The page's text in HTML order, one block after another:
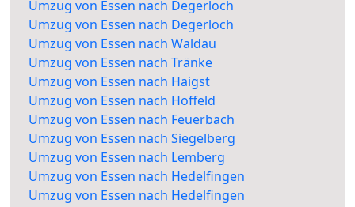
Umzug von Essen nach Degerloch
Umzug von Essen nach Degerloch
Umzug von Essen nach Waldau
Umzug von Essen nach Tränke
Umzug von Essen nach Haigst
Umzug von Essen nach Hoffeld
Umzug von Essen nach Feuerbach
Umzug von Essen nach Siegelberg
Umzug von Essen nach Lemberg
Umzug von Essen nach Hedelfingen
Umzug von Essen nach Hedelfingen